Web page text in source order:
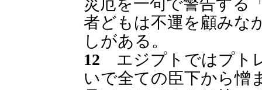
災厄を一句で警告す
者どもは不運を顧みな
しがある。
12 エジプトではプト
いで全ての臣下から憎